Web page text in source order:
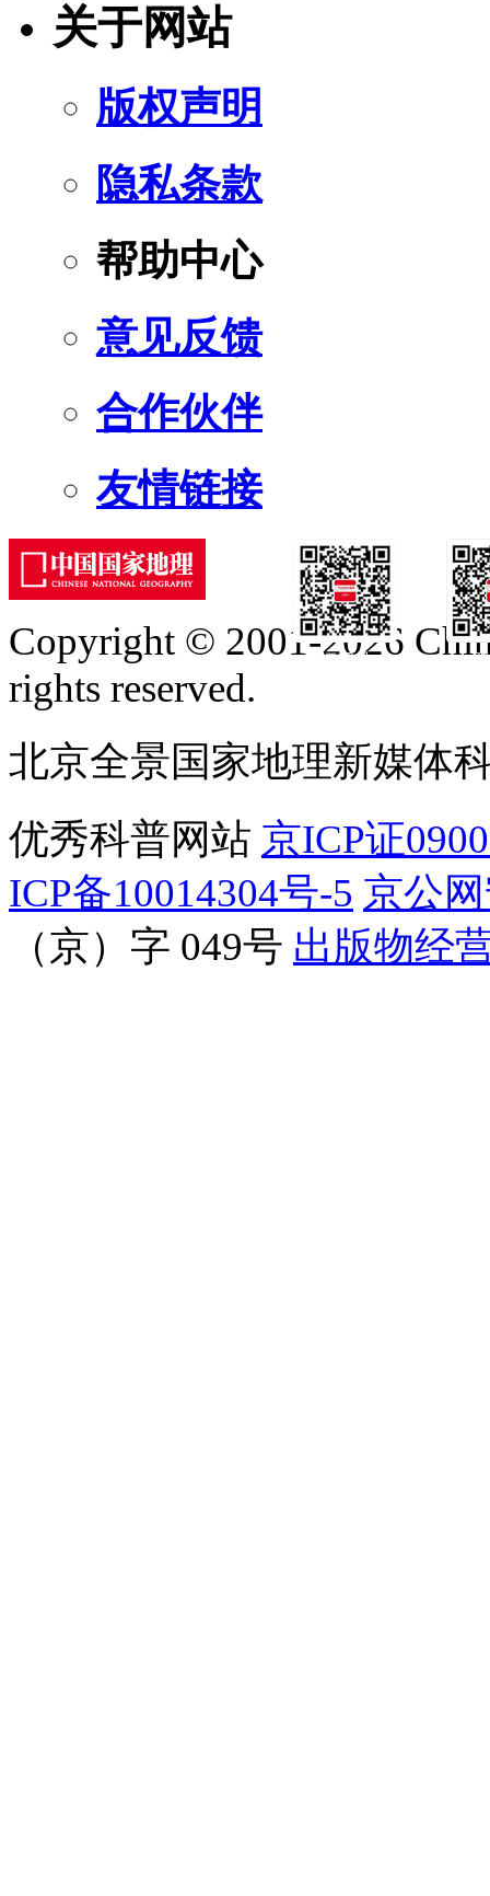
关于网站
版权声明
隐私条款
帮助中心
意见反馈
合作伙伴
友情链接
订阅号
Copyright © 2001-2026
rights reserved.
北京全景国家地理新媒体
优秀科普网站 京ICP证
ICP备10014304号-5 京公
（京）字 049号 出版物经